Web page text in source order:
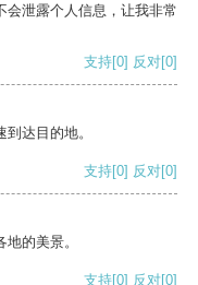
会泄露个人信息，让我非常
支持[0] 反对[0]
达目的地。
支持[0] 反对[0]
的美景。
支持[0] 反对[0]